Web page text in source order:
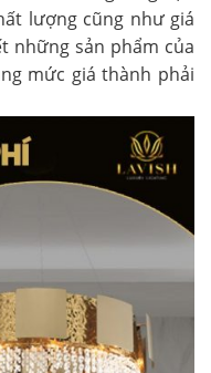
lượng cũng như giá
những sản phẩm của
mức giá thành phải